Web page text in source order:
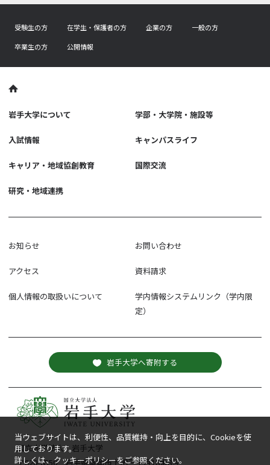
受験生の方 在学生・保護者の方 企業の方
一般の方
卒業生の方
公開情報
国立大学法人 岩手大学
〒020-8550 岩手県盛岡市上田三丁目18番8号
岩手大学について 学部・大学院・施設等
入試情報 キャンパスライフ
キャリア・地域協創教育 国際交流
研究・地域連携
お知らせ お問い合わせ
アクセス 資料請求
個人情報の取扱いについて
学内情報システムリンク（学内限
定）
岩手大学へ寄附する
当ウェブサイトは、利便性、品質維持・向上を目的に、Cookieを使
用しております。
詳しくは、クッキーポリシーをご参照ください。